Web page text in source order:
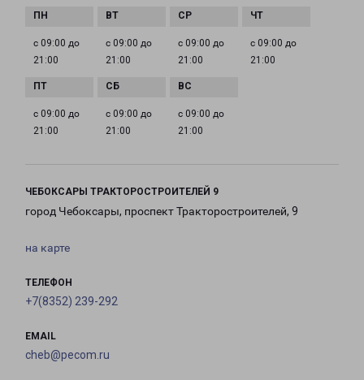
с 09:00 до
21:00
с 09:00 до
21:00
с 09:00 до
21:00
с 09:00 до
21:00
с 09:00 до
21:00
с 09:00 до
21:00
с 09:00 до
21:00
ЧЕБОКСАРЫ ТРАКТОРОСТРОИТЕЛЕЙ 9
город Чебоксары, проспект Тракторостроителей, 9
на карте
ТЕЛЕФОН
+7(8352) 239-292
EMAIL
cheb@pecom.ru